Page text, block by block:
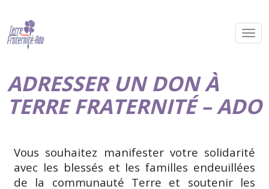
ADRESSER UN DON À
TERRE FRATERNITÉ – ADO
Vous souhaitez manifester votre solidarité
avec les blessés et les familles endeuillées
de la communauté Terre et soutenir les